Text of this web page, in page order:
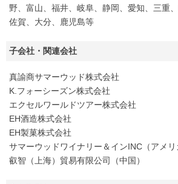
野、富山、福井、岐阜、静岡、愛知、三重
佐賀、大分、鹿児島等
子会社・関連会社
真諭商サマーウッド株式会社
K.フォーシーズン株式会社
エクセルワールドツアー株式会社
EH酒造株式会社
EH製菓株式会社
サマーウッドワイナリー＆インINC（アメリ
叡智（上海）貿易有限公司（中国）